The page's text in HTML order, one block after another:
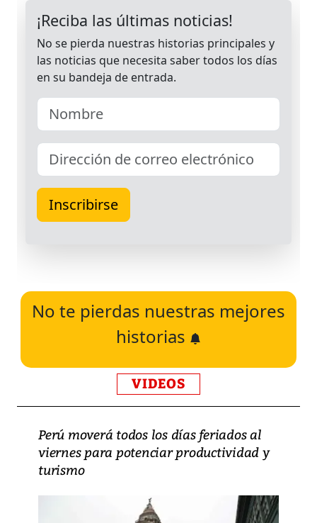
No te pierdas nuestras mejores
historias
VIDEOS
Perú moverá todos los días feriados al
viernes para potenciar productividad y
turismo